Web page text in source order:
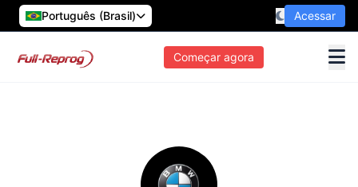
Português (Brasil) Acessar
Começar agora